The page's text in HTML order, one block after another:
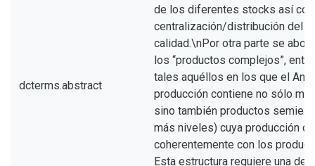
dcterms.abstract
de los diferentes stocks así
centralización/distribución del
calidad.\nPor otra parte se
los “productos complejos”,
tales aquéllos en los que el
producción contiene no sólo
sino también productos
más niveles) cuya producción
coherentemente con los
Esta estructura requiere una